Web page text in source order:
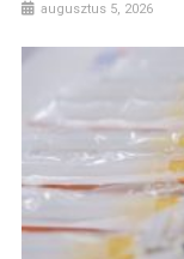
augusztus 5, 2026